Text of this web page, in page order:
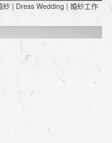
| Dress Wedding | 婚紗工作